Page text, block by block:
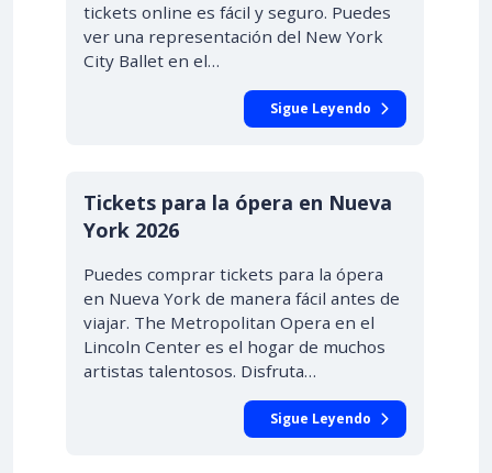
tickets online es fácil y seguro. Puedes
ver una representación del New York
City Ballet en el…
Sigue Leyendo
DESDE $58.00
Tickets para la ópera en Nueva
York 2026
Puedes comprar tickets para la ópera
en Nueva York de manera fácil antes de
viajar. The Metropolitan Opera en el
Lincoln Center es el hogar de muchos
artistas talentosos. Disfruta…
Sigue Leyendo